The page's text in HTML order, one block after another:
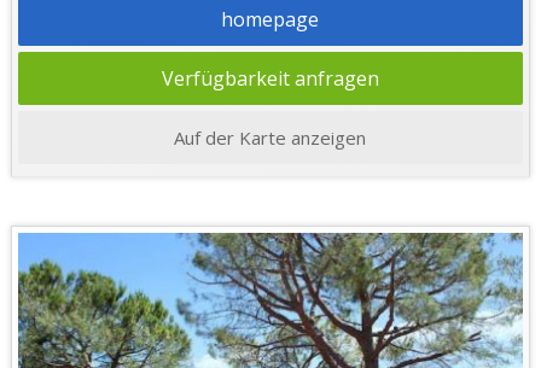
homepage
Verfügbarkeit anfragen
Auf der Karte anzeigen